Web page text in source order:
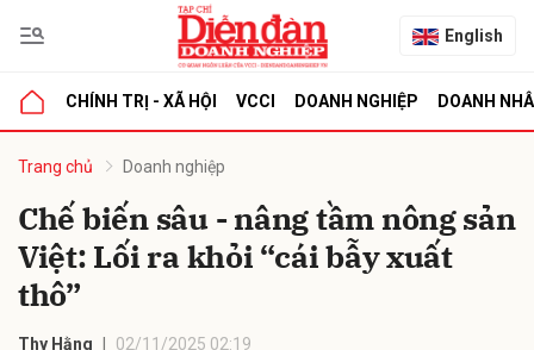
English
CHÍNH TRỊ - XÃ HỘI VCCI DOANH NGHIỆP DOANH
Trang chủ Doanh nghiệp
Chế biến sâu - nâng tầm nông sản
Việt: Lối ra khỏi “cái bẫy xuất
thô”
Thy Hằng 02/11/2025 02:19
luận